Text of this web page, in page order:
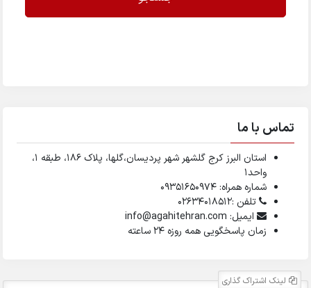
تماس با ما
استان البرز کرج گلشهر شهر پردیسان،گلها، پلاک ۱۸۶، طبقه ۱،
واحد1
شماره همراه: 09351650974
تلفن :02634018512
ایمیل: info@agahitehran.com
زمان پاسخگویی همه روزه 24 ساعته
لینک اشتراک گذاری